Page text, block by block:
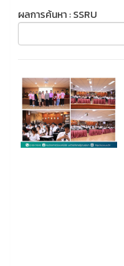
ผลการค้นหา : SSRU